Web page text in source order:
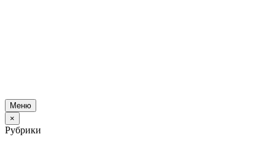
Меню
×
Рубрики